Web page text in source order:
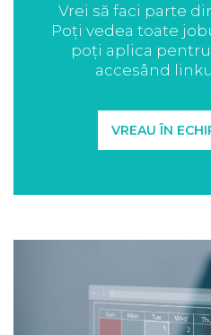
Vrei să faci parte
Poți vedea toate
poți aplica
accesând
VREAU ÎN